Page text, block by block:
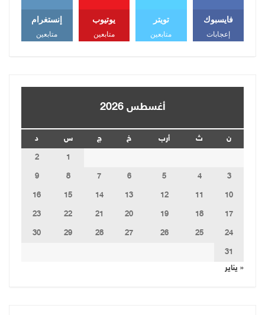
فايسبوك
إعجابات
تويتر
متابعين
يوتيوب
متابعين
إنستغرام
متابعين
أغسطس 2026
ن ث أرب خ ج س
د
1
2
3
4
5
6
7
8
9
10
11
12
13
14
15
16
17
18
19
20
21
22
23
24
25
26
27
28
29
30
31
« يناير